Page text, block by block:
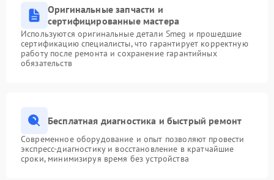
Оригинальные запчасти и
сертифицированные мастера
Используются оригинальные детали Smeg и прошедшие
сертификацию специалисты, что гарантирует корректную
работу после ремонта и сохранение гарантийных
обязательств
Бесплатная диагностика и быстрый ремонт
Современное оборудование и опыт позволяют провести
экспресс-диагностику и восстановление в кратчайшие
сроки, минимизируя время без устройства